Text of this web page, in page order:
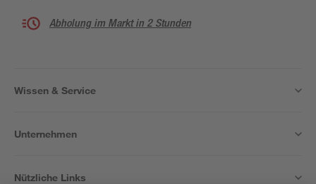
Abholung im Markt in 2 Stunden
Wissen & Service
Unternehmen
Nützliche Links